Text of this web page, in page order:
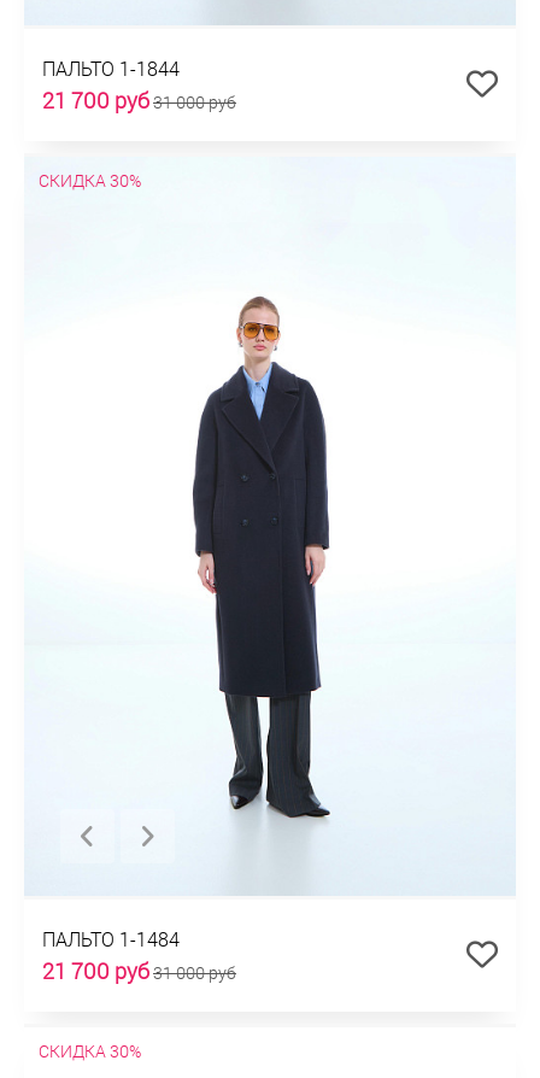
ПАЛЬТО 1-1844
21 700 руб31 000 руб
СКИДКА 30%
ПАЛЬТО 1-1484
21 700 руб31 000 руб
СКИДКА 30%